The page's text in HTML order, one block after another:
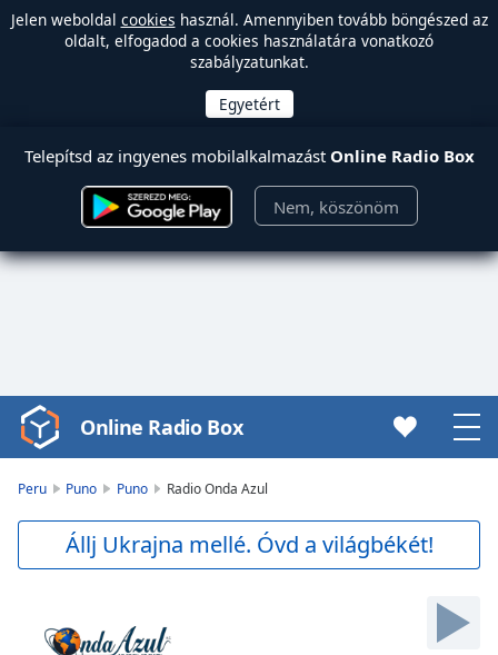
Jelen weboldal cookies használ. Amennyiben tovább böngészed az
oldalt, elfogadod a cookies használatára vonatkozó
szabályzatunkat.
Telepítsd az ingyenes mobilalkalmazást Online Radio Box
Nem, köszönöm
Video
Player
Skip
Online Radio Box
Peru Puno Puno Radio Onda Azul
Állj Ukrajna mellé. Óvd a világbékét!